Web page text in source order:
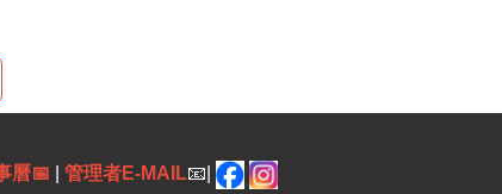
曆📅 管理者E-MAIL📧|